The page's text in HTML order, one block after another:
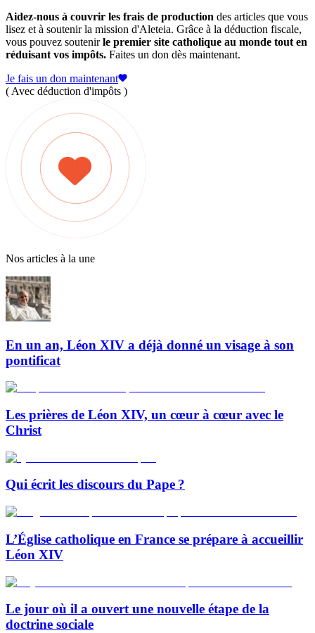
Aidez-nous à couvrir les frais de production des articles que vous
lisez et à soutenir la mission d'Aleteia. Grâce à la déduction fiscale,
vous pouvez soutenirle premier site catholique au monde tout en
réduisant vos impôts. Faites un don dès maintenant.
Je fais un don maintenant
( Avec déduction d'impôts )
Nos articles à la une
En un an, Léon XIV a déjà donné un visage à son
pontificat
Les prières de Léon XIV, un cœur à cœur avec le
Christ
Qui écrit les discours du Pape ?
L’Église catholique en France se prépare à accueillir
Léon XIV
Le jour où il a ouvert une nouvelle étape de la
doctrine sociale